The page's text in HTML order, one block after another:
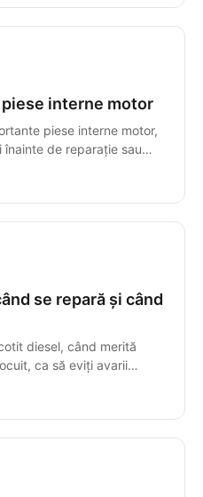
interne motor
piese interne motor,
de reparație sau
se repară și când
diesel, când merită
ca să eviți avarii